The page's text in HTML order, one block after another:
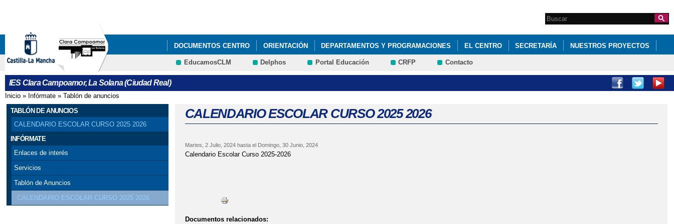
Formulario de
búsqueda
Search this site
DOCUMENTOS CENTRO ORIENTACIÓN DEPARTAMENTOS Y PROGRAMACIONES EL CENTRO SECRETARÍA NUESTROS PROYECTOS
GALERÍA DE IMÁGENES
EducamosCLM Delphos Portal Educación CRFP Contacto
IES Clara Campoamor, La Solana (Ciudad Real)
Se encuentra usted aquí
Inicio » Infórmate » Tablón de anuncios
TABLÓN DE ANUNCIOS
CALENDARIO ESCOLAR CURSO 2025 2026
INFÓRMATE
Enlaces de interés
Servicios
Tablón de Anuncios
CALENDARIO ESCOLAR CURSO 2025 2026
CALENDARIO ESCOLAR CURSO 2025 2026
Martes, 2 Julio, 2024hasta el Domingo, 30 Junio, 2024
Calendario Escolar Curso 2025-2026
Documentos relacionados: